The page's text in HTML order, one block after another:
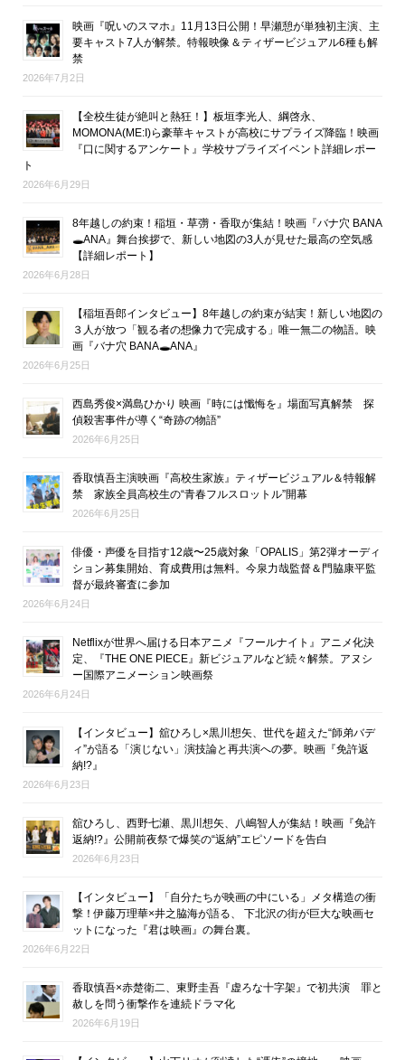
映画『呪いのスマホ』11月13日公開！早瀬憩が単独初主演、主
要キャスト7人が解禁。特報映像＆ティザービジュアル6種も解
禁
2026年7月2日
【全校生徒が絶叫と熱狂！】板垣李光人、綱啓永、
MOMONA(ME:I)ら豪華キャストが高校にサプライズ降臨！映画
『口に関するアンケート』学校サプライズイベント詳細レポー
ト
2026年6月29日
8年越しの約束！稲垣・草彅・香取が集結！映画『バナ穴 BANA
🕳ANA』舞台挨拶で、新しい地図の3人が見せた最高の空気感
【詳細レポート】
2026年6月28日
【稲垣吾郎インタビュー】8年越しの約束が結実！新しい地図の
３人が放つ「観る者の想像力で完成する」唯一無二の物語。映
画『バナ穴 BANA🕳ANA』
2026年6月25日
西島秀俊×満島ひかり 映画『時には懺悔を』場面写真解禁 探
偵殺害事件が導く“奇跡の物語”
2026年6月25日
香取慎吾主演映画『高校生家族』ティザービジュアル＆特報解
禁 家族全員高校生の“青春フルスロットル”開幕
2026年6月25日
俳優・声優を目指す12歳〜25歳対象「OPALIS」第2弾オーディ
ション募集開始、育成費用は無料。今泉力哉監督＆門脇康平監
督が最終審査に参加
2026年6月24日
Netflixが世界へ届ける日本アニメ『フールナイト』アニメ化決
定、『THE ONE PIECE』新ビジュアルなど続々解禁。アヌシ
ー国際アニメーション映画祭
2026年6月24日
【インタビュー】舘ひろし×黒川想矢、世代を超えた“師弟バデ
ィ”が語る「演じない」演技論と再共演への夢。映画『免許返
納!?』
2026年6月23日
舘ひろし、西野七瀬、黒川想矢、八嶋智人が集結！映画『免許
返納!?』公開前夜祭で爆笑の“返納”エピソードを告白
2026年6月23日
【インタビュー】「自分たちが映画の中にいる」メタ構造の衝
撃！伊藤万理華×井之脇海が語る、 下北沢の街が巨大な映画セ
ットになった『君は映画』の舞台裏。
2026年6月22日
香取慎吾×赤楚衛二、東野圭吾『虚ろな十字架』で初共演 罪と
赦しを問う衝撃作を連続ドラマ化
2026年6月19日